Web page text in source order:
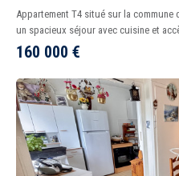
Appartement T4 situé sur la commune
un spacieux séjour avec cuisine et
160 000 €